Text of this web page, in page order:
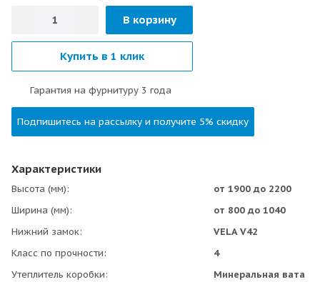
В корзину
Купить в 1 клик
Гарантия на фурнитуру 3 года
Подпишитесь на рассылку и получите 5% скидку
Характеристики
Высота (мм)
от 1900 до 2200
Ширина (мм)
от 800 до 1040
Нижний замок
VELA V42
Класс по прочности
4
Утеплитель коробки
Минеральная вата